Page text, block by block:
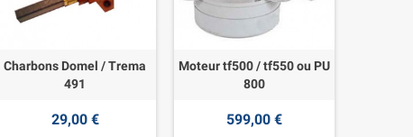
Charbons Domel / Trema
491
29,00 €
Moteur tf500 / tf550 ou PU
800
599,00 €